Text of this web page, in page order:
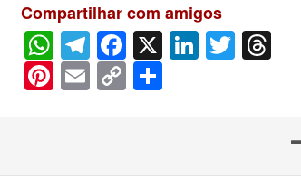
Compartilhar com amigos
WhatsApp
Telegram
Facebook
X LinkedIn
Twitter
Pinterest
Email
Copy
Link